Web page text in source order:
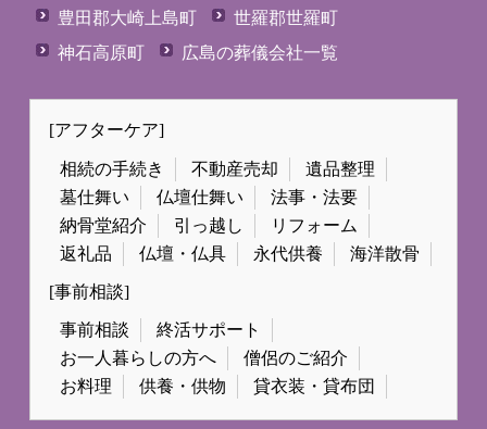
豊田郡大崎上島町
世羅郡世羅町
神石高原町
広島の葬儀会社一覧
[アフターケア]
相続の手続き 不動産売却
遺品整理
墓仕舞い
仏壇仕舞い
法事・法要
納骨堂紹介
引っ越し
リフォーム
返礼品
仏壇・仏具 永代供養 海洋散骨
[事前相談]
事前相談
終活サポート
お一人暮らしの方へ
僧侶のご紹介
お料理
供養・供物 貸衣装・貸布団